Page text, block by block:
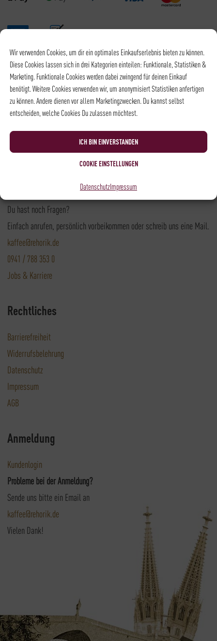
Wir verwenden Cookies, um dir ein optimales Einkaufserlebnis bieten zu können.
Diese Cookies lassen sich in drei Kategorien einteilen: Funktionale, Statistiken &
Marketing. Funktionale Cookies werden dabei zwingend für deinen Einkauf
benötigt. Weitere Cookies verwenden wir, um anonymisiert Statistiken anfertigen
zu können. Andere dienen vor allem Marketingzwecken. Du kannst selbst
entscheiden, welche Cookies Du zulassen möchtest.
ICH BIN EINVERSTANDEN
COOKIE EINSTELLUNGEN
DatenschutzImpressum
Versandpartner
Versandkosten DHL: 6,5 €
Kostenloser Versand mit DHL ab: 55 €
* Alle Preise sind inkl. MwSt., zzgl.Versand
Du hast noch Fragen?
Einfach anrufen, persönlich vorbeikommen oder schreib uns eine Mail.
kaffee@rehorik.de
0941 / 788 353 0
Jobs & Karriere
Rechtliches
Barrierefreiheit
Widerrufsbelehrung
Datenschutz
Impressum
AGB
Anmeldung
Kundenlogin
Probleme bei der Anmeldung?
Sende uns bitte ein Email an
kaffee@rehorik.de
Vielen Dank!